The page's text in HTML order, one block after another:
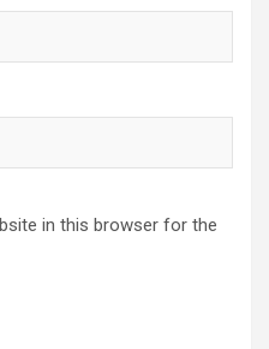
in this browser for the